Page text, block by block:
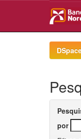
por